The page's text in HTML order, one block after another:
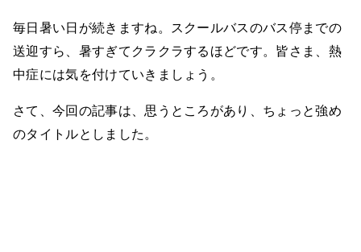
毎日暑い日が続きますね。スクールバスのバス停までの
送迎すら、暑すぎてクラクラするほどです。皆さま、熱
中症には気を付けていきましょう。
さて、今回の記事は、思うところがあり、ちょっと強め
のタイトルとしました。